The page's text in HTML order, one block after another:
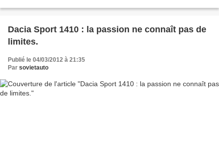
Dacia Sport 1410 : la passion ne connaît pas de
limites.
Publié le 04/03/2012 à 21:35
Par sovietauto